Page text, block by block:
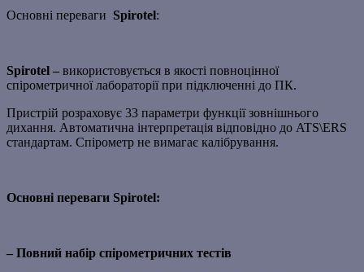
Основні переваги Spirotel:
Spirotel – використовується в якості повноцінної
спірометричної лабораторії при підключенні до ПК.
Пристрій розраховує 33 параметри функції зовнішнього
дихання. Автоматична інтерпретація відповідно до ATS\ERS
стандартам. Спірометр не вимагає калібрування.
Основні переваги Spirotel:
– Повний набір спірометричних тестів